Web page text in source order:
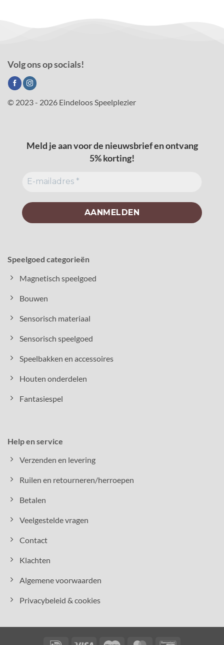
Volg ons op socials!
© 2023 - 2026 Eindeloos Speelplezier
Meld je aan voor de nieuwsbrief en ontvang
5% korting!
Speelgoed categorieën
Magnetisch speelgoed
Bouwen
Sensorisch materiaal
Sensorisch speelgoed
Speelbakken en accessoires
Houten onderdelen
Fantasiespel
Help en service
Verzenden en levering
Ruilen en retourneren/herroepen
Betalen
Veelgestelde vragen
Contact
Klachten
Algemene voorwaarden
Privacybeleid & cookies